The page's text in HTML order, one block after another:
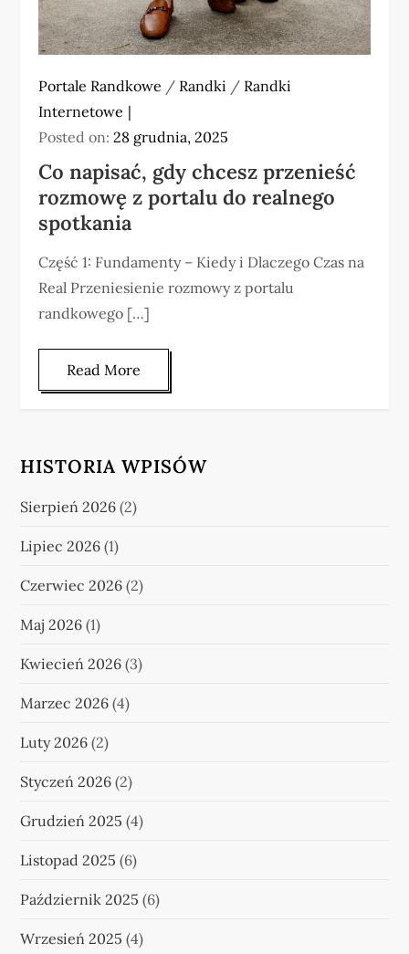
Portale Randkowe / Randki / Randki
Internetowe
Posted on:28 grudnia, 2025
Co napisać, gdy chcesz przenieść
rozmowę z portalu do realnego
spotkania
Część 1: Fundamenty – Kiedy i Dlaczego Czas na
Real Przeniesienie rozmowy z portalu
randkowego […]
Read More
HISTORIA WPISÓW
Sierpień 2026 (2)
Lipiec 2026 (1)
Czerwiec 2026 (2)
Maj 2026 (1)
Kwiecień 2026 (3)
Marzec 2026 (4)
Luty 2026 (2)
Styczeń 2026 (2)
Grudzień 2025 (4)
Listopad 2025 (6)
Październik 2025 (6)
Wrzesień 2025 (4)